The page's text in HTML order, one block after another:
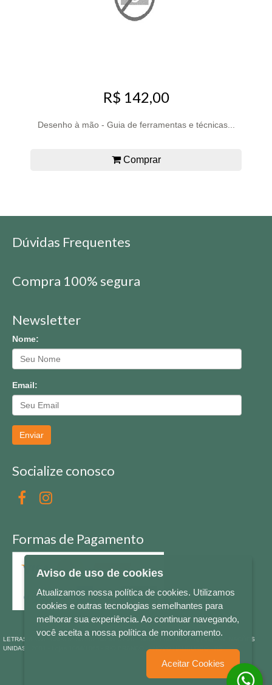
R$ 142,00
Desenho à mão - Guia de ferramentas e técnicas...
Comprar
Dúvidas Frequentes
Compra 100% segura
Newsletter
Nome:
Email:
Enviar
Socialize conosco
Formas de Pagamento
LETRAS & CIA - CNPJ n° 88.587.548/0001-20 - Térreo Bourbon Shopping - AV. NAÇÕES
UNIDAS , 2001 - Lojas 1064/1065 - RIO BRANCO - - NOVO HAMBURGO - RS
Aviso de uso de cookies
Atualizamos nossa política de cookies. Utilizamos
cookies e outras tecnologias semelhantes para
melhorar sua experiência. Ao continuar navegando,
você aceita a nossa política de monitoramento.
Aceitar Cookies